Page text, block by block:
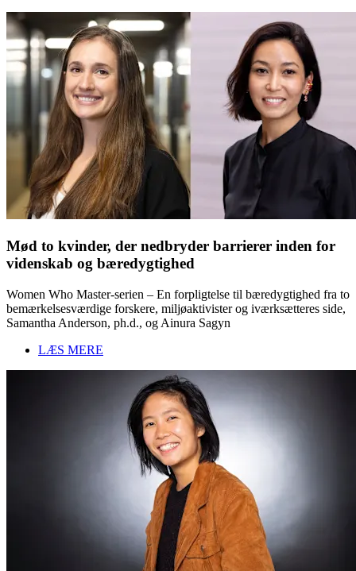
Mød to kvinder, der nedbryder barrierer inden for
videnskab og bæredygtighed
Women Who Master-serien – En forpligtelse til bæredygtighed fra to
bemærkelsesværdige forskere, miljøaktivister og iværksætteres side,
Samantha Anderson, ph.d., og Ainura Sagyn
LÆS MERE